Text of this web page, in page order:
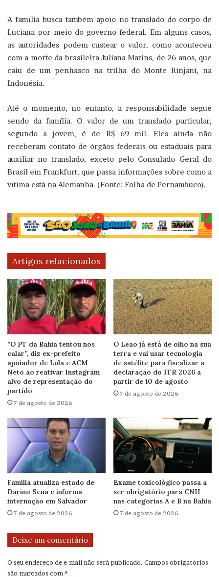
A família busca também apoio no translado do corpo de
Luciana por meio do governo federal. Em alguns casos,
as autoridades podem custear o valor, como aconteceu
com a morte da brasileira Juliana Marins, de 26 anos, que
caiu de um penhasco na trilha do Monte Rinjani, na
Indonésia.
Até o momento, no entanto, a responsabilidade segue
sendo da família. O valor de um translado particular,
segundo a jovem, é de R$ 69 mil. Eles ainda não
receberam contato de órgãos federais ou estaduais para
auxiliar no translado, exceto pelo Consulado Geral do
Brasil em Frankfurt, que passa informações sobre como a
vítima está na Alemanha. (Fonte: Folha de Pernambuco).
Artigos relacionados
”O PT da Bahia tentou nos
calar”, diz ex-prefeito
apoiador de Lula e ACM
Neto ao reativar Instagram
alvo de representação do
partido
7 de agosto de 2026
O Leão já está de olho na sua
terra e vai usar tecnologia
de satélite para fiscalizar a
declaração do ITR 2026 a
partir de 10 de agosto
7 de agosto de 2026
Família atualiza estado de
Darino Sena e informa
internação em Salvador
7 de agosto de 2026
Exame toxicológico passa a
ser obrigatório para CNH
nas categorias A e B na Bahia
7 de agosto de 2026
Deixe um comentário
O seu endereço de e-mail não será publicado. Campos obrigatórios
são marcados com*